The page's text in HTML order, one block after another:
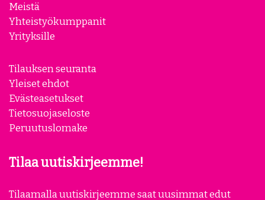
Meistä
Yhteistyökumppanit
Yrityksille
Tilauksen seuranta
Yleiset ehdot
Evästeasetukset
Tietosuojaseloste
Peruutuslomake
Tilaa uutiskirjeemme!
Tilaamalla uutiskirjeemme saat uusimmat edut